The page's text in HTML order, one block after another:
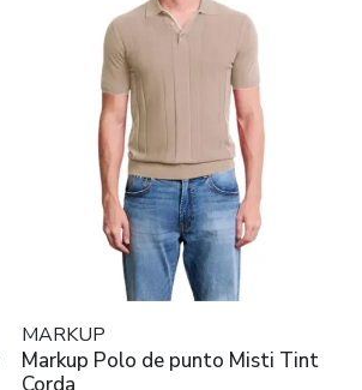
MARKUP
Markup Polo de punto Misti Tint